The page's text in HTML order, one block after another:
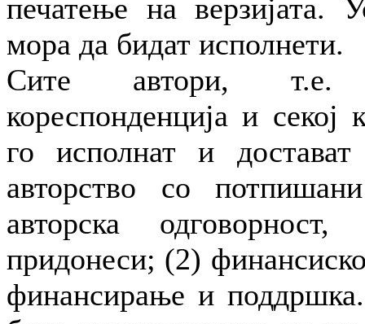
печатење на верзијата.
мора да бидат исполнети.
Сите автори, т.е.
кореспонденција и секој
го исполнат и
авторство со
авторска
придонеси; (2)
финансирање и